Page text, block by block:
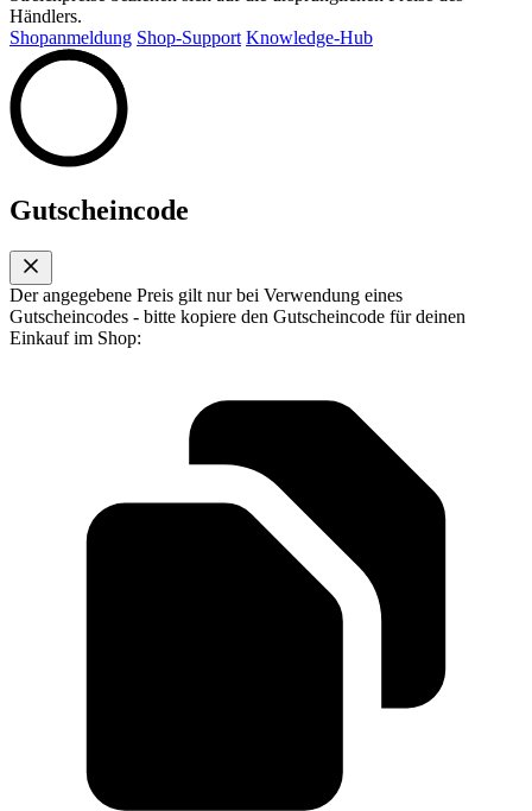
Händlers.
Shopanmeldung Shop-Support Knowledge-Hub
Gutscheincode
Der angegebene Preis gilt nur bei Verwendung eines
Gutscheincodes - bitte kopiere den Gutscheincode für deinen
Einkauf im Shop: